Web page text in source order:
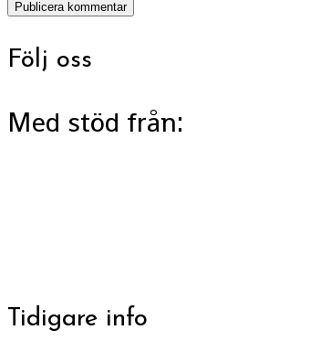
Följ oss
Med stöd från:
Tidigare info